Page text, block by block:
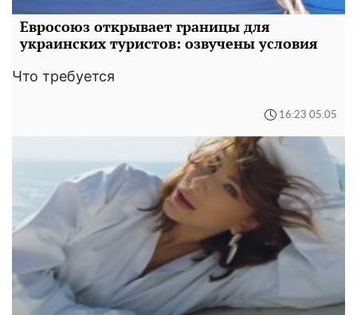
Евросоюз открывает границы для
украинских туристов: озвучены условия
Что требуется
16:23 05.05